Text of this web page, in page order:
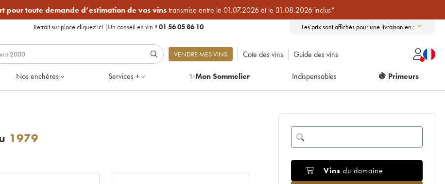
pour toute demande d’estimation de vos vinstransmise entre le 01.07.2026 et le 31.08.2026 inclus*
Retrait sur place cliquez ici | Un conseil en vin ?01 56 05 86 10 Les prix sont affichés pour une livraison en :
VENDRE MES VINS Cote des vins Guide des vins
Nos enchères Services + ✨Mon Sommelier Indispensables 🍇 Primeurs
1979
Vins du domaine